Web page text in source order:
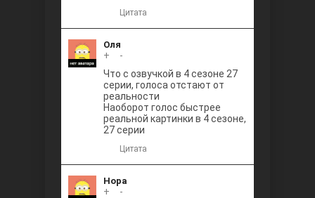
Цитата
Оля
+
-
Что с озвучкой в 4 сезоне 27
серии, голоса отстают от
реальности
Наоборот голос быстрее
реальной картинки в 4 сезоне,
27 серии
Цитата
Нора
+
-